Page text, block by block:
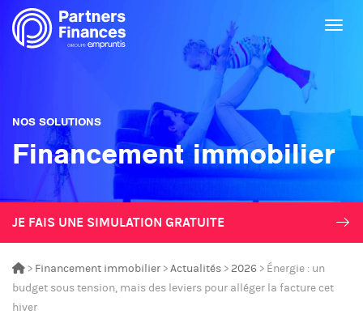
NOS SOLUTIONS
Financement immobilier
JE FAIS UNE SIMULATION GRATUITE
> Financement immobilier >Actualités > 2026 > Énergie : un
budget sous tension, mais des leviers pour alléger la facture cet
hiver